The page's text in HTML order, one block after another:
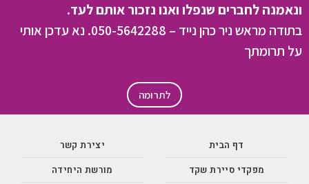
ונאמנה לחברים שנפלו ואנו נזכור אותם לעד.
בתודה מראש ניר כהן נייד – 050-5642288. נא עדכן אותי
על תרומתך
לתרומה
דף הבית
מפקדי סיירת שקד
יצירת קשר
מורשת היחידה